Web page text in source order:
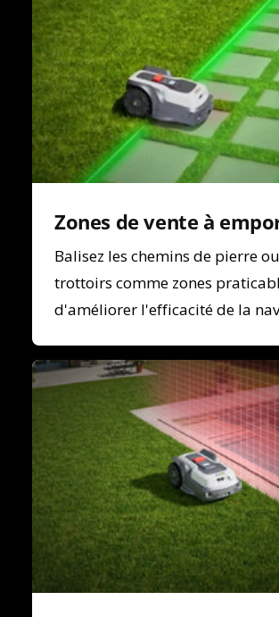
Zones de vente à
Balisez les chemins de pierre
trottoirs comme zones
d'améliorer l'efficacité de la